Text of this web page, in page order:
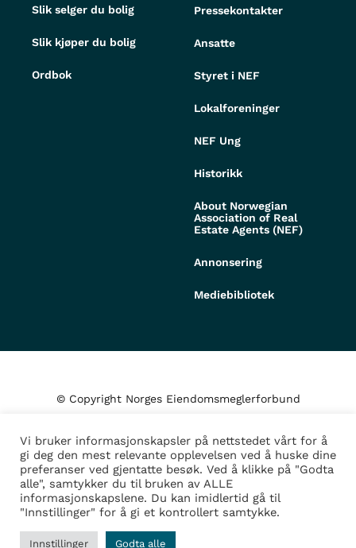
Slik selger du bolig
Slik kjøper du bolig
Ordbok
Pressekontakter
Ansatte
Styret i NEF
Lokalforeninger
NEF Ung
Historikk
About Norwegian
Association of Real
Estate Agents (NEF)
Annonsering
Mediebibliotek
© Copyright Norges Eiendomsmeglerforbund
Personvern og cookies
Administrer samtykke
Design/Utvikling avFortress
Vi bruker informasjonskapsler på nettstedet vårt for å
gi deg den mest relevante opplevelsen ved å huske dine
preferanser ved gjentatte besøk. Ved å klikke på "Godta
alle", samtykker du til bruken av ALLE
informasjonskapslene. Du kan imidlertid gå til
"Innstillinger" for å gi et kontrollert samtykke.
Innstillinger Godta alle